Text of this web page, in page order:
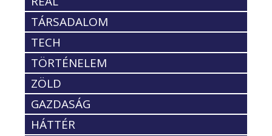
TÁRSADALOM
TECH
TÖRTÉNELEM
ZÖLD
GAZDASÁG
HÁTTÉR